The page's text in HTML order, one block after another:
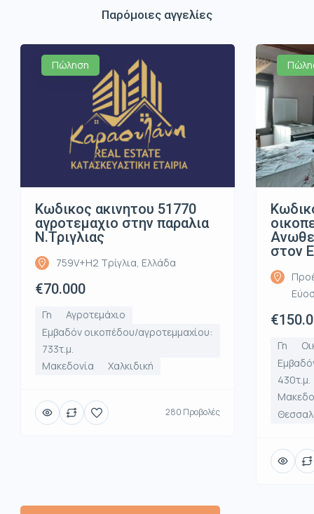
Παρόμοιες αγγελίες
Πώληση
Κωδικος ακινητου 51770
αγροτεμαχιο στην παραλια
Ν.Τριγλιας
759V+H2 Τρίγλια, Ελλάδα
€70.000
Γη
Αγροτεμάχιο
Εμβαδόν οικοπέδου/αγροτεμμαχίου:
733τ.μ.
Μακεδονία
Χαλκιδική
280 Προβολές
στον
Γη
430τ.μ.